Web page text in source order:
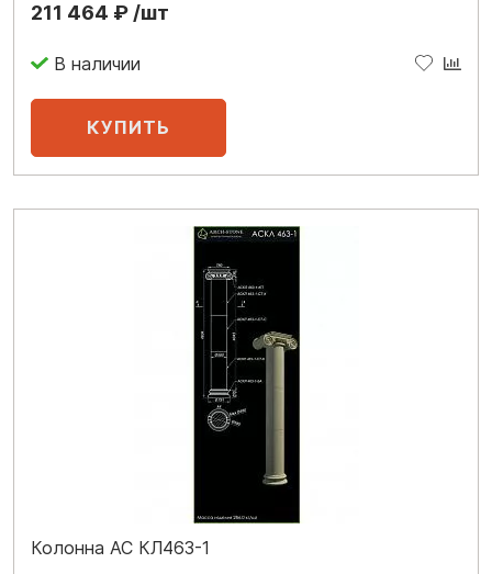
211 464 ₽ /шт
Колонна АС КЛ463-1